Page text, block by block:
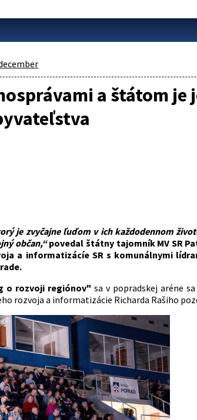
a štátom je
je zvyčajne ľuďom v ich každodennom
občan,“povedal štátny tajomník MV SR
a informatizácíe SR s komunálnymi
o rozvoji regiónov" sa v popradskej aréne
rozvoja a informatizácie Richarda Rašiho